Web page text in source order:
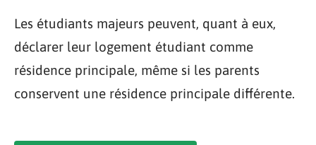
Les étudiants majeurs peuvent, quant à eux,
déclarer leur logement étudiant comme
résidence principale, même si les parents
conservent une résidence principale différente.